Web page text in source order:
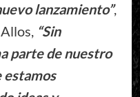
lanzamiento”,
“Sin
parte de nuestro
estamos